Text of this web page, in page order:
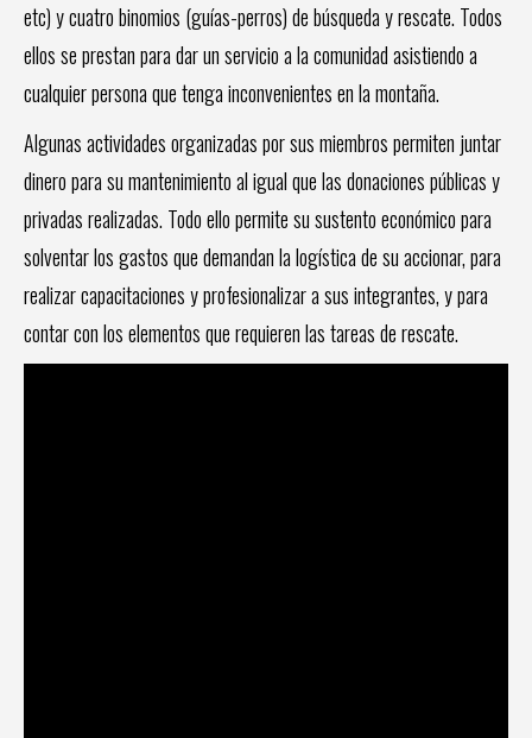
etc) y cuatro binomios (guías-perros) de búsqueda y rescate. Todos
ellos se prestan para dar un servicio a la comunidad asistiendo a
cualquier persona que tenga inconvenientes en la montaña.
Algunas actividades organizadas por sus miembros permiten juntar
dinero para su mantenimiento al igual que las donaciones públicas y
privadas realizadas. Todo ello permite su sustento económico para
solventar los gastos que demandan la logística de su accionar, para
realizar capacitaciones y profesionalizar a sus integrantes, y para
contar con los elementos que requieren las tareas de rescate.